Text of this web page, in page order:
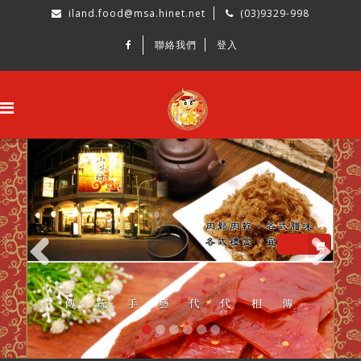
iland.food@msa.hinet.net (03)9329-998
聯絡我們 登入